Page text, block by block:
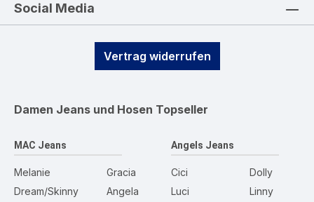
Social Media
Vertrag widerrufen
Damen Jeans und Hosen Topseller
MAC Jeans
Melanie
Dream/Skinny
Gracia
Angela
Angels Jeans
Cici
Luci
Dolly
Linny